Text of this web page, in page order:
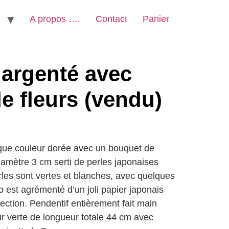
A propos …. Contact Panier
avec
fleurs (vendu)
couleur dorée avec un bouquet de
3 cm serti de perles japonaises
sont vertes et blanches, avec quelques
est agrémenté d’un joli papier japonais
Pendentif entièrement fait main
verte de longueur totale 44 cm avec